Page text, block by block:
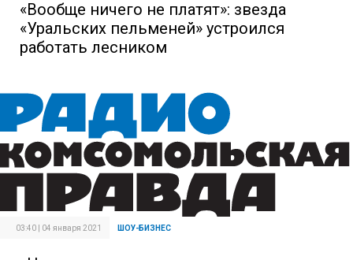
«Вообще ничего не платят»: звезда
«Уральских пельменей» устроился
работать лесником
03:40 | 04 января 2021 ШОУ-БИЗНЕС